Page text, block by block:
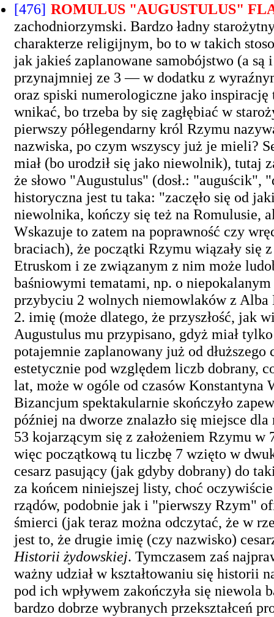
[476] ROMULUS "AUGUSTULUS"
zachodniorzymski. Bardzo ładny
charakterze religijnym, bo to w takich
jak jakieś zaplanowane samobójstwo (a
przynajmniej ze 3 — w dodatku z
oraz spiski numerologiczne jako
wnikać, bo trzeba by się zagłębiać w
pierwszy półlegendarny król Rzymu
nazwiska, po czym wszyscy już je mieli?
miał (bo urodził się jako niewolnik), tutaj
że słowo "Augustulus" (dosł.:
historyczna jest tu taka: "zaczęło się od
niewolnika, kończy się też na Romulusie,
Wskazuje to zatem na poprawność czy
braciach), że początki Rzymu wiązały
Etruskom i ze związanym z nim może
baśniowymi tematami, np. o
przybyciu 2 wolnych niemowlaków z
2. imię (może dlatego, że przyszłość, jak
Augustulus mu przypisano, gdyż miał
potajemnie zaplanowany już od
estetycznie pod względem liczb dobrany,
lat, może w ogóle od czasów
Bizancjum spektakularnie skończyło
później na dworze znalazło się miejsce
53 kojarzącym się z założeniem Rzymu
więc początkową tu liczbę 7 wzięto w
cesarz pasujący (jak gdyby dobrany) do
za końcem niniejszej listy, choć
rządów, podobnie jak i "pierwszy Rzym"
śmierci (jak teraz można odczytać, że w
jest to, że drugie imię (czy nazwisko)
Historii żydowskiej. Tymczasem zaś
ważny udział w kształtowaniu się historii
pod ich wpływem zakończyła się niewola
bardzo dobrze wybranych przekształceń